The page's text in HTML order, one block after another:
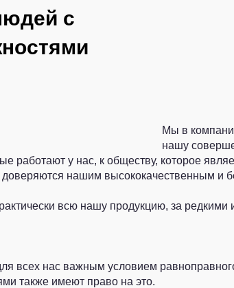
с
Мы в
нашу
работают у нас, к обществу, которое
нашим высококачественным и
всю нашу продукцию, за редкими
всех нас важным условием
также имеют право на это.